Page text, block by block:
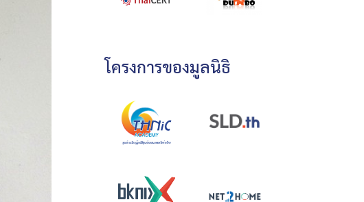
โครงการของมูลนิธิ